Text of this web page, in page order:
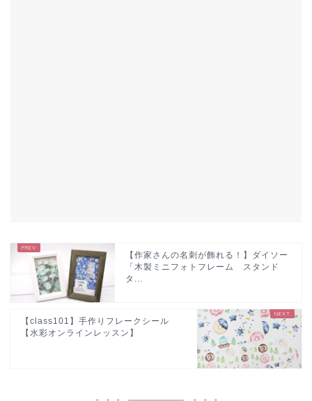
【作家さんの名刺が飾れる！】ダイソー
「木製ミニフォトフレーム スタンド
タ...
【class101】手作りフレークシール
【水彩オンラインレッスン】